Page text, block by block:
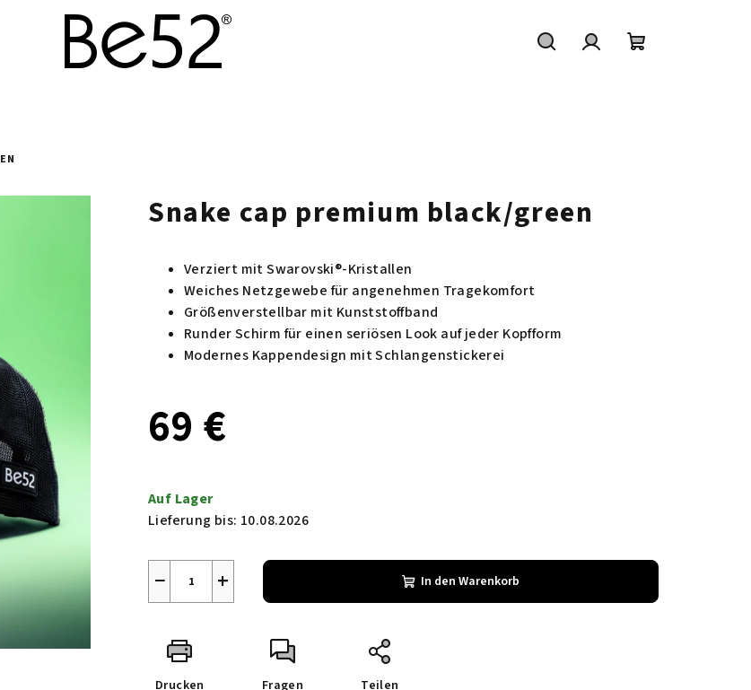
Snake cap premium black/green
Verziert mit Swarovski®-Kristallen
Weiches Netzgewebe für angenehmen Tragekomfort
Größenverstellbar mit Kunststoffband
Runder Schirm für einen seriösen Look auf jeder Kopfform
Modernes Kappendesign mit Schlangenstickerei
69 €
Auf Lager
Lieferung bis: 10.08.2026
+
− In den Warenkorb
Drucken Fragen Teilen